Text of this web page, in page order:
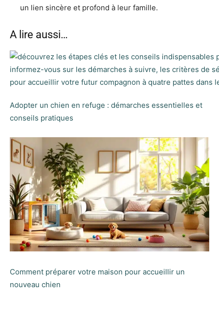
un lien sincère et profond à leur famille.
A lire aussi…
Adopter un chien en refuge : démarches essentielles et
conseils pratiques
Comment préparer votre maison pour accueillir un
nouveau chien